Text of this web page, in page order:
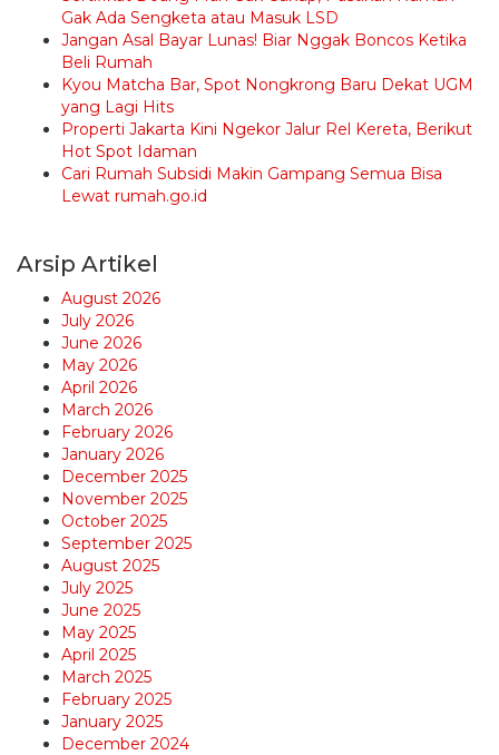
Gak Ada Sengketa atau Masuk LSD
Jangan Asal Bayar Lunas! Biar Nggak Boncos Ketika
Beli Rumah
Kyou Matcha Bar, Spot Nongkrong Baru Dekat UGM
yang Lagi Hits
Properti Jakarta Kini Ngekor Jalur Rel Kereta, Berikut
Hot Spot Idaman
Cari Rumah Subsidi Makin Gampang Semua Bisa
Lewat rumah.go.id
Arsip Artikel
August 2026
July 2026
June 2026
May 2026
April 2026
March 2026
February 2026
January 2026
December 2025
November 2025
October 2025
September 2025
August 2025
July 2025
June 2025
May 2025
April 2025
March 2025
February 2025
January 2025
December 2024